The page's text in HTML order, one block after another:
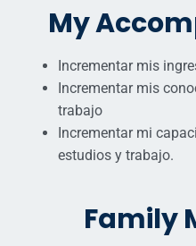
My
Incrementar mis
Incrementar mis
trabajo
Incrementar mi
estudios y trabajo.
Family